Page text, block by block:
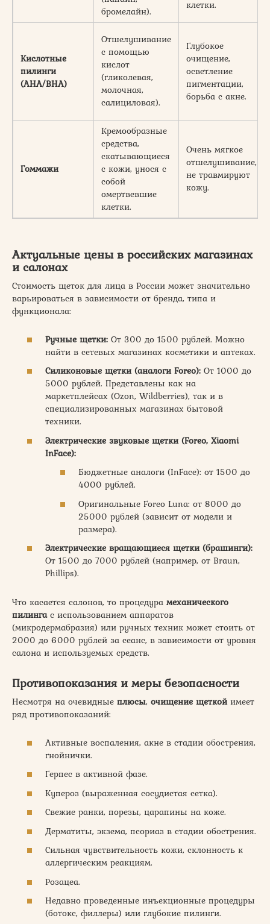
бромелайн).
клетки.
Кислотные
пилинги
(AHA/BHA)
Отшелушивание
с помощью
кислот
(гликолевая,
молочная,
салициловая).
Глубокое
очищение,
осветление
пигментации,
борьба с акне.
Гоммажи
Кремообразные
средства,
скатывающиеся
с кожи, унося с
собой
омертвевшие
клетки.
Очень мягкое
отшелушивание,
не травмируют
кожу.
Актуальные цены в российских магазинах
и салонах
Стоимость щеток для лица в России может значительно
варьироваться в зависимости от бренда, типа и
функционала:
Ручные щетки: От 300 до 1500 рублей. Можно
найти в сетевых магазинах косметики и аптеках.
Силиконовые щетки (аналоги Foreo): От 1000 до
5000 рублей. Представлены как на
маркетплейсах (Ozon, Wildberries), так и в
специализированных магазинах бытовой
техники.
Электрические звуковые щетки (Foreo, Xiaomi
InFace):
Бюджетные аналоги (InFace): от 1500 до
4000 рублей.
Оригинальные Foreo Luna: от 8000 до
25000 рублей (зависит от модели и
размера).
Электрические вращающиеся щетки (брашинги):
От 1500 до 7000 рублей (например, от Braun,
Phillips).
Что касается салонов, то процедура механического
пилингас использованием аппаратов
(микродермабразия) или ручных техник может стоить от
2000 до 6000 рублей за сеанс, в зависимости от уровня
салона и используемых средств.
Противопоказания и меры безопасности
Несмотря на очевидные плюсы, очищение щеткойимеет
ряд противопоказаний:
Активные воспаления, акне в стадии обострения,
гнойнички.
Герпес в активной фазе.
Купероз (выраженная сосудистая сетка).
Свежие ранки, порезы, царапины на коже.
Дерматиты, экзема, псориаз в стадии обострения.
Сильная чувствительность кожи, склонность к
аллергическим реакциям.
Розацеа.
Недавно проведенные инъекционные процедуры
(ботокс, филлеры) или глубокие пилинги.